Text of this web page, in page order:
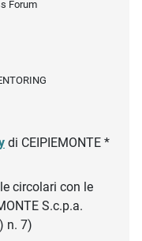
Forum
di CEIPIEMONTE *
circolari con le
S.c.p.a.
n. 7)